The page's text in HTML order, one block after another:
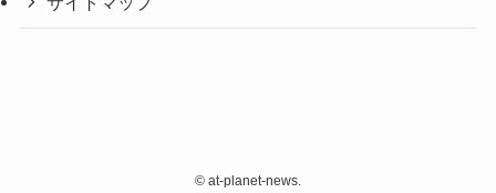
© at-planet-news.